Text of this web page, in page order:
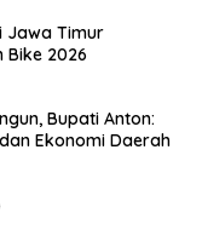
Jawa Timur
Bike 2026
Bupati Anton:
Ekonomi Daerah